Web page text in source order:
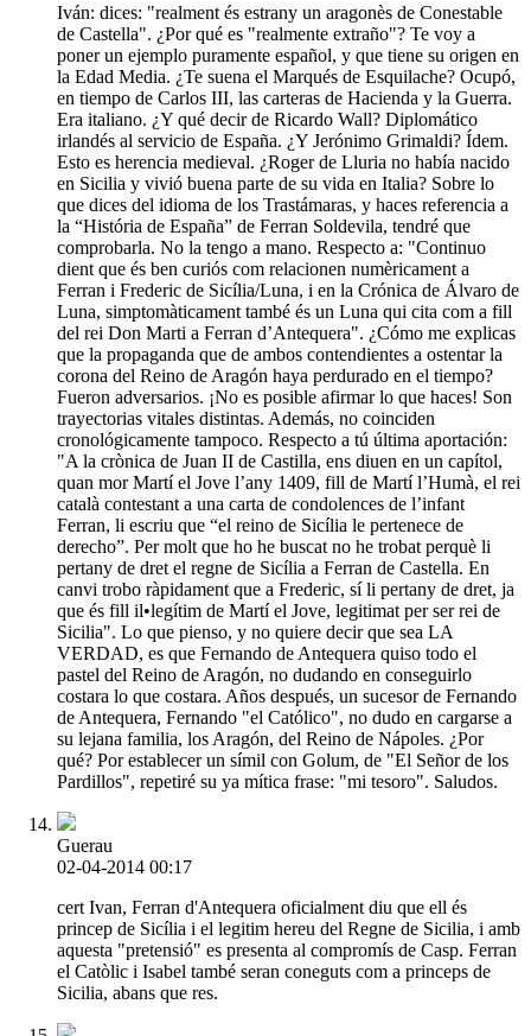
Iván: dices: "realment és estrany un aragonès de Conestable
de Castella". ¿Por qué es "realmente extraño"? Te voy a
poner un ejemplo puramente español, y que tiene su origen en
la Edad Media. ¿Te suena el Marqués de Esquilache? Ocupó,
en tiempo de Carlos III, las carteras de Hacienda y la Guerra.
Era italiano. ¿Y qué decir de Ricardo Wall? Diplomático
irlandés al servicio de España. ¿Y Jerónimo Grimaldi? Ídem.
Esto es herencia medieval. ¿Roger de Lluria no había nacido
en Sicilia y vivió buena parte de su vida en Italia? Sobre lo
que dices del idioma de los Trastámaras, y haces referencia a
la “História de España” de Ferran Soldevila, tendré que
comprobarla. No la tengo a mano. Respecto a: "Continuo
dient que és ben curiós com relacionen numèricament a
Ferran i Frederic de Sicília/Luna, i en la Crónica de Álvaro de
Luna, simptomàticament també és un Luna qui cita com a fill
del rei Don Marti a Ferran d’Antequera". ¿Cómo me explicas
que la propaganda que de ambos contendientes a ostentar la
corona del Reino de Aragón haya perdurado en el tiempo?
Fueron adversarios. ¡No es posible afirmar lo que haces! Son
trayectorias vitales distintas. Además, no coinciden
cronológicamente tampoco. Respecto a tú última aportación:
"A la crònica de Juan II de Castilla, ens diuen en un capítol,
quan mor Martí el Jove l’any 1409, fill de Martí l’Humà, el rei
català contestant a una carta de condolences de l’infant
Ferran, li escriu que “el reino de Sicília le pertenece de
derecho”. Per molt que ho he buscat no he trobat perquè li
pertany de dret el regne de Sicília a Ferran de Castella. En
canvi trobo ràpidament que a Frederic, sí li pertany de dret, ja
que és fill il•legítim de Martí el Jove, legitimat per ser rei de
Sicilia". Lo que pienso, y no quiere decir que sea LA
VERDAD, es que Fernando de Antequera quiso todo el
pastel del Reino de Aragón, no dudando en conseguirlo
costara lo que costara. Años después, un sucesor de Fernando
de Antequera, Fernando "el Católico", no dudo en cargarse a
su lejana familia, los Aragón, del Reino de Nápoles. ¿Por
qué? Por establecer un símil con Golum, de "El Señor de los
Pardillos", repetiré su ya mítica frase: "mi tesoro". Saludos.
Guerau
02-04-2014 00:17
cert Ivan, Ferran d'Antequera oficialment diu que ell és
princep de Sicília i el legitim hereu del Regne de Sicilia, i amb
aquesta "pretensió" es presenta al compromís de Casp. Ferran
el Catòlic i Isabel també seran coneguts com a princeps de
Sicilia, abans que res.